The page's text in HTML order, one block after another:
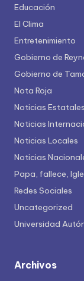
Educación
El Clima
Entretenimiento
Gobierno de
Gobierno de
Nota Roja
Noticias Estatales
Noticias
Noticias Locales
Noticias
Papa, fallece,
Redes Sociales
Uncategorized
Universidad
Archivos